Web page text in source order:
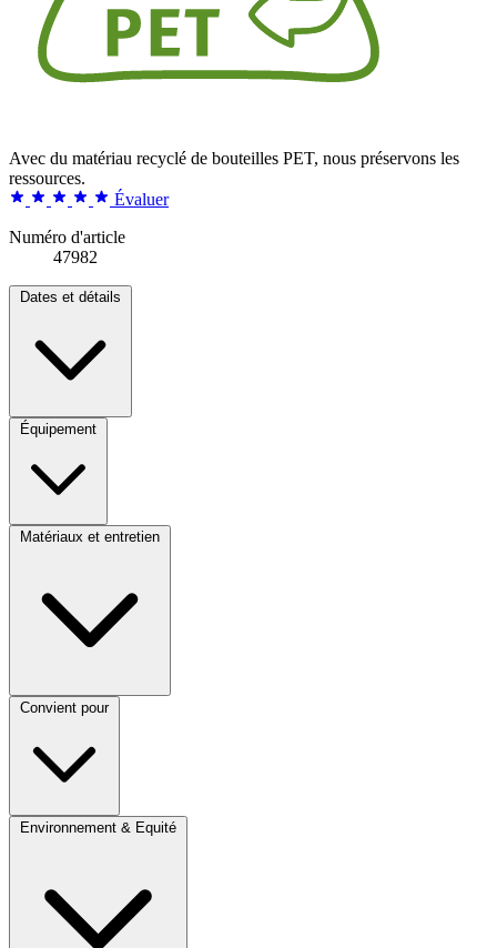
Avec du matériau recyclé de bouteilles PET, nous préservons les
ressources.
Évaluer
Numéro d'article
47982
Dates et détails
Équipement
Matériaux et entretien
Convient pour
Environnement & Equité